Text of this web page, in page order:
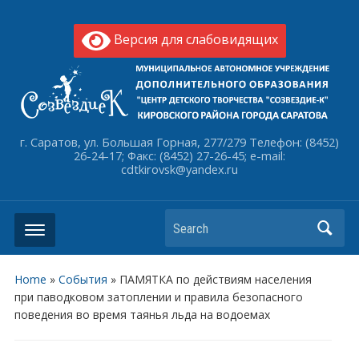
Версия для слабовидящих
г. Саратов, ул. Большая Горная, 277/279 Телефон: (8452)
26-24-17; Факс: (8452) 27-26-45; e-mail:
cdtkirovsk@yandex.ru
Search
Home » События » ПАМЯТКА по действиям населения
при паводковом затоплении и правила безопасного
поведения во время таянья льда на водоемах